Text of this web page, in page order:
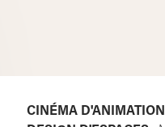
CINÉMA D'ANIMATION